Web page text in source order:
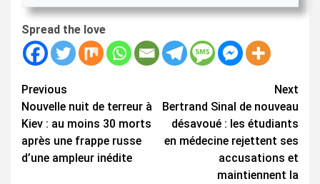
Spread the love
Continue
Reading
Previous
Nouvelle nuit de terreur à
Kiev : au moins 30 morts
après une frappe russe
d’une ampleur inédite
Next
Bertrand Sinal de nouveau
désavoué : les étudiants
en médecine rejettent ses
accusations et
maintiennent la